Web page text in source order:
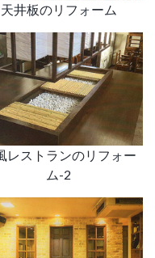
天井板のリフォーム
レストランのリフォー
ム-2